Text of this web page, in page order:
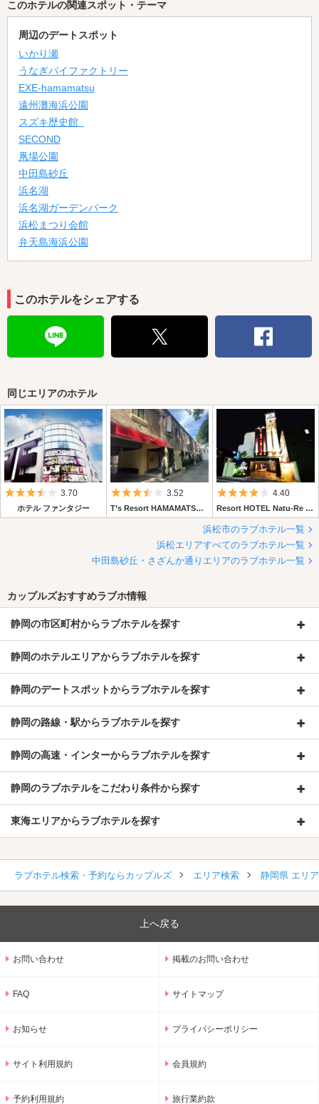
このホテルの関連スポット・テーマ
周辺のデートスポット
いかり瀬
うなぎパイファクトリー
EXE-hamamatsu
遠州灘海浜公園
スズキ歴史館
SECOND
凧場公園
中田島砂丘
浜名湖
浜名湖ガーデンパーク
浜松まつり会館
弁天島海浜公園
このホテルをシェアする
同じエリアのホテル
5つ星のうち3.5
3.70
ホテル ファンタジー
5つ星のうち3.5
3.52
T’s Resort HAMAMATSU（旧：ティファナイン 浜松）
5つ星のうち4
4.40
Resort HOTEL Natu-Re (リゾートホテル ナチュレ)
浜松市のラブホテル一覧
浜松エリアすべてのラブホテル一覧
中田島砂丘・さざんか通りエリアのラブホテル一覧
カップルズおすすめラブホ情報
静岡の市区町村からラブホテルを探す
静岡のホテルエリアからラブホテルを探す
静岡のデートスポットからラブホテルを探す
静岡の路線・駅からラブホテルを探す
静岡の高速・インターからラブホテルを探す
静岡のラブホテルをこだわり条件から探す
東海エリアからラブホテルを探す
ラブホテル検索・予約ならカップルズ エリア検索 静岡県 エリ
上へ戻る
お問い合わせ 掲載のお問い合わせ
FAQ サイトマップ
お知らせ プライバシーポリシー
サイト利用規約 会員規約
予約利用規約 旅行業約款